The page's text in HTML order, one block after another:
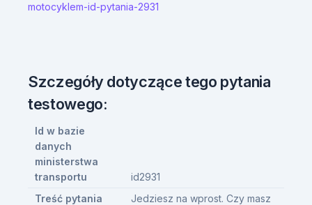
motocyklem-id-pytania-2931
Szczegóły dotyczące tego pytania
testowego:
Id w bazie
danych
ministerstwa
transportu
id2931
Treść pytania
Jedziesz na wprost. Czy masz